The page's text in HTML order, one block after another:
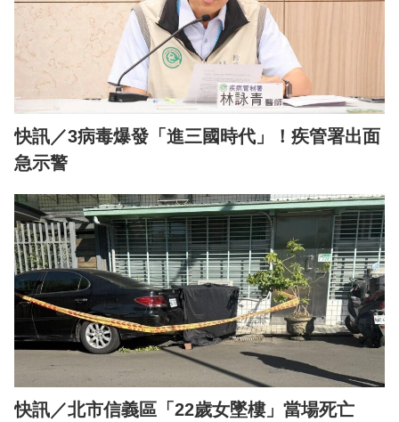
快訊／3病毒爆發「進三國時代」！疾管署出面
急示警
快訊／北市信義區「22歲女墜樓」當場死亡